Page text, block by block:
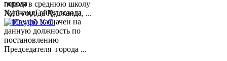
города
ХуджандГайбуллозода
Хайрулло назначен на
данную должность по
постановлению
Председателя города ...
пошел в среднюю школу
№18 города Худжанда, ...